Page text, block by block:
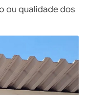
ou qualidade dos